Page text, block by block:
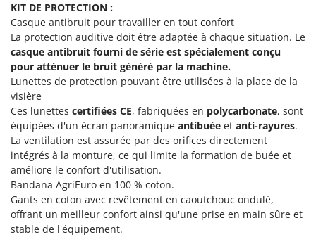
KIT DE PROTECTION :
Casque antibruit pour travailler en tout confort
La protection auditive doit être adaptée à chaque situation. Le
casque antibruit fourni de série est spécialement conçu
pour atténuer le bruit généré par la machine.
Lunettes de protection pouvant être utilisées à la place de la
visière
Ces lunettes certifiées CE, fabriquées en polycarbonate, sont
équipées d'un écran panoramique antibuée et anti-rayures.
La ventilation est assurée par des orifices directement
intégrés à la monture, ce qui limite la formation de buée et
améliore le confort d'utilisation.
Bandana AgriEuro en 100 % coton.
Gants en coton avec revêtement en caoutchouc ondulé,
offrant un meilleur confort ainsi qu'une prise en main sûre et
stable de l'équipement.